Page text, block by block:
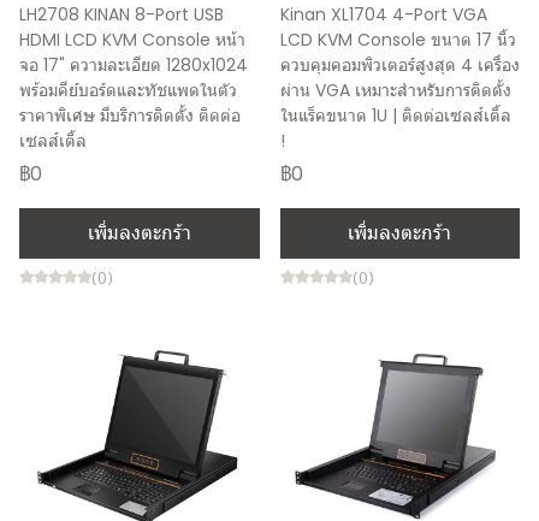
LH2708 KINAN 8-Port USB
HDMI LCD KVM Console หน้า
จอ 17" ความละเอียด 1280x1024
พร้อมคีย์บอร์ดและทัชแพดในตัว
ราคาพิเศษ มีบริการติดตั้ง ติดต่อ
เซลส์เติ้ล
฿0
เพิ่มลงตะกร้า
(0)
Kinan XL1704 4-Port VGA
LCD KVM Console ขนาด 17 นิ้ว
ควบคุมคอมพิวเตอร์สูงสุด 4 เครื่อง
ผ่าน VGA เหมาะสำหรับการติดตั้ง
ในแร็คขนาด 1U | ติดต่อเซลส์เติ้ล
!
฿0
เพิ่มลงตะกร้า
(0)